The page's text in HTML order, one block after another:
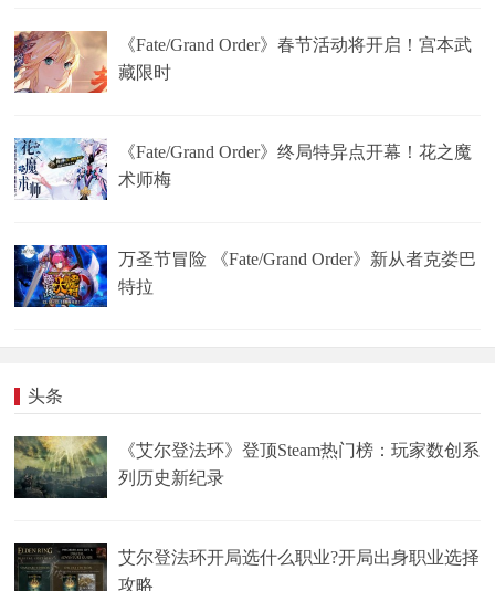
《Fate/Grand Order》春节活动将开启！宫本武
藏限时
《Fate/Grand Order》终局特异点开幕！花之魔
术师梅
万圣节冒险 《Fate/Grand Order》新从者克娄巴
特拉
头条
《艾尔登法环》登顶Steam热门榜：玩家数创系
列历史新纪录
艾尔登法环开局选什么职业?开局出身职业选择
攻略